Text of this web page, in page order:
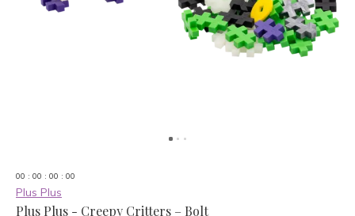
00 : 00 : 00 : 00
Plus Plus
Plus Plus - Creepy Critters – Bolt